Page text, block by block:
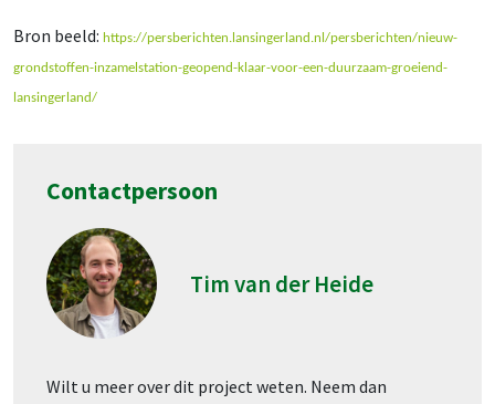
Bron beeld: https://persberichten.lansingerland.nl/persberichten/nieuw-
grondstoffen-inzamelstation-geopend-klaar-voor-een-duurzaam-groeiend-
lansingerland/
Contactpersoon
Tim van der Heide
Wilt u meer over dit project weten. Neem dan